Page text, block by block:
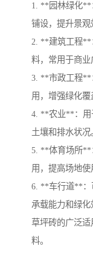
1. **园林绿化**
铺设，提升景观
2. **建筑工程**
料，常用于商业
3. **市政工程**
用，增强绿化覆
4. **农业**：用
土壤和排水状况
5. **体育场所**
用，提高场地使
6. **车行道**：
承载能力和绿化
草坪砖的广泛
料。